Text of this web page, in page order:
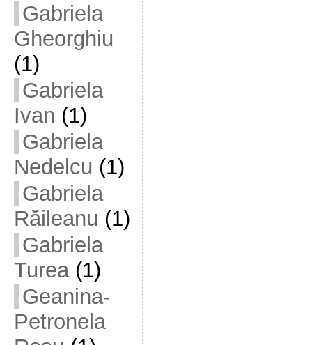
Gabriela
Gheorghiu
(1)
Gabriela
Ivan (1)
Gabriela
Nedelcu (1)
Gabriela
Răileanu (1)
Gabriela
Turea(1)
Geanina-
Petronela